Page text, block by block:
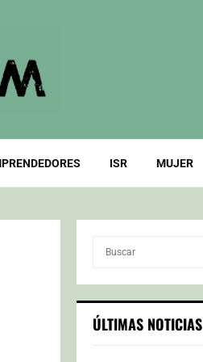
ISR MUJER
c
h
ÚLTIMAS NOTICIAS